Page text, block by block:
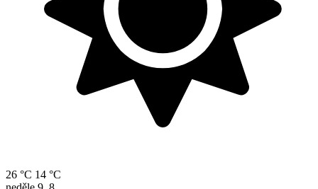
26 °C 14 °C